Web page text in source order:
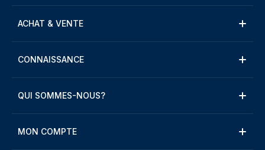
ACHAT & VENTE
CONNAISSANCE
QUI SOMMES-NOUS?
MON COMPTE